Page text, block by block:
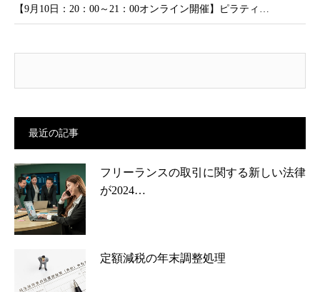
【9月10日：20：00～21：00オンライン開催】ピラティ…
最近の記事
フリーランスの取引に関する新しい法律
が2024…
定額減税の年末調整処理